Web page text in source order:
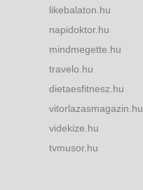
likebalaton.hu
napidoktor.hu
mindmegette.hu
travelo.hu
dietaesfitnesz.hu
vitorlazasmagazin.hu
videkize.hu
tvmusor.hu